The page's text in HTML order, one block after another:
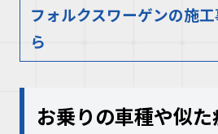
フォルクスワーゲンの施
ら
お乗りの車種や似